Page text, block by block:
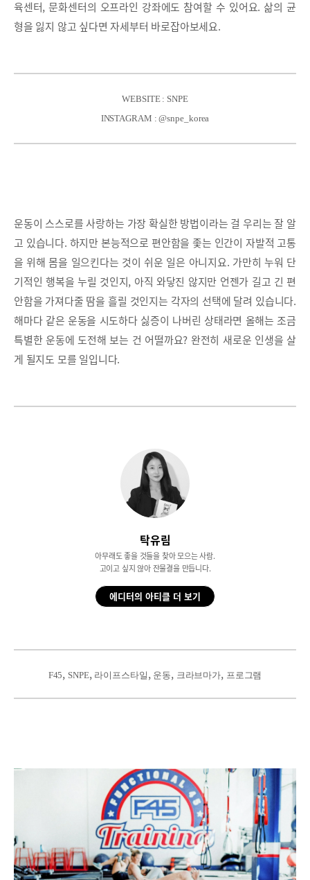
육센터, 문화센터의 오프라인 강좌에도 참여할 수 있어요. 삶의 균
형을 잃지 않고 싶다면 자세부터 바로잡아보세요.
WEBSITE : SNPE
INSTAGRAM : @snpe_korea
운동이 스스로를 사랑하는 가장 확실한 방법이라는 걸 우리는 잘 알
고 있습니다. 하지만 본능적으로 편안함을 좇는 인간이 자발적 고통
을 위해 몸을 일으킨다는 것이 쉬운 일은 아니지요. 가만히 누워 단
기적인 행복을 누릴 것인지, 아직 와닿진 않지만 언젠가 길고 긴 편
안함을 가져다줄 땀을 흘릴 것인지는 각자의 선택에 달려 있습니다.
해마다 같은 운동을 시도하다 싫증이 나버린 상태라면 올해는 조금
특별한 운동에 도전해 보는 건 어떨까요? 완전히 새로운 인생을 살
게 될지도 모를 일입니다.
탁유림
아무래도 좋을 것들을 찾아 모으는 사람.
고이고 싶지 않아 잔물결을 만듭니다.
에디터의 아티클 더 보기
F45, SNPE, 라이프스타일 , 운동, 크라브마가, 프로그램